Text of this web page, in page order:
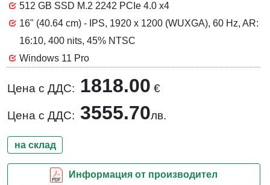
512 GB SSD M.2 2242 PCIe 4.0 x4
16" (40.64 cm) - IPS, 1920 x 1200 (WUXGA), 60 Hz, AR:
16:10, 400 nits, 45% NTSC
Windows 11 Pro
Цена с ДДС: 1818.00 €
Цена с ДДС: 3555.70лв.
на склад
Информация от производител